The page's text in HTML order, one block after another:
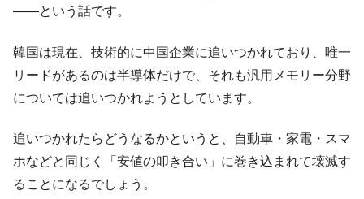
――という話です。
韓国は現在、技術的に中国企業に追いつかれており、唯一
リードがあるのは半導体だけで、それも汎用メモリー分野
については追いつかれようとしています。
追いつかれたらどうなるかというと、自動車・家電・スマ
ホなどと同じく「安値の叩き合い」に巻き込まれて壊滅す
ることになるでしょう。